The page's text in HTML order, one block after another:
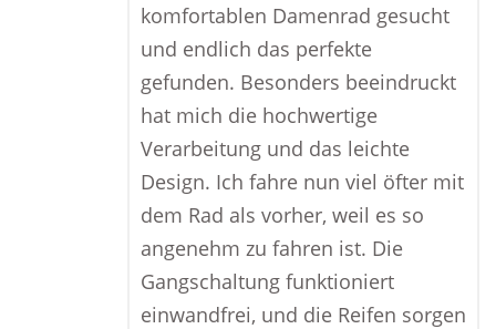
komfortablen Damenrad gesucht
und endlich das perfekte
gefunden. Besonders beeindruckt
hat mich die hochwertige
Verarbeitung und das leichte
Design. Ich fahre nun viel öfter mit
dem Rad als vorher, weil es so
angenehm zu fahren ist. Die
Gangschaltung funktioniert
einwandfrei, und die Reifen sorgen